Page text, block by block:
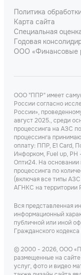
Политика
Карта сайта
Специальная
Годовая
ООО «Финансовые
ООО "ППР" имеет
России согласно
России»,
август 2025., среди
процессинга на АЗС
процессинга
оплату: ППР, Е1 Card,
Инфорком, Fuel up, РН
Опти24. На основании
процессинга по
(включая все типы
АГНКС на территории
Вся представленная
информационный
публичной или иной
Гражданского
© 2000 - 2026, ООО
размещенные на
услуг, фото и видео